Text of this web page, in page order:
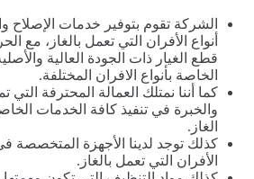
الشركة تقوم بتوفير خدمات الإصلاح
أنواع الأفران التي تعمل بالغاز، مع
قطع الغيار ذات الجودة العالية
الخاصة بأنواع الافران المختلفة.
كما أننا نمتلك العمالة المحترفة التي
والخبرة في تنفيذ كافة الخدمات
الغاز.
كذلك توجد لدينا الأجهزة المتخصصة
الأفران التي تعمل بالغاز.